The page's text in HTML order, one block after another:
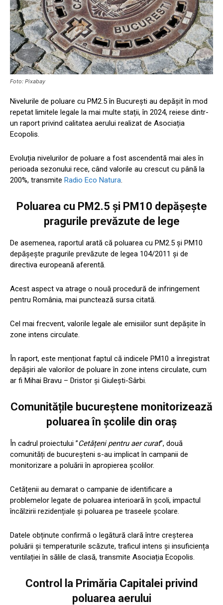
Foto: Pixabay
Nivelurile de poluare cu PM2.5 în București au depășit în mod
repetat limitele legale la mai multe stații, în 2024, reiese dintr-
un raport privind calitatea aerului realizat de Asociația
Ecopolis.
Evoluția nivelurilor de poluare a fost ascendentă mai ales în
perioada sezonului rece, când valorile au crescut cu până la
200%, transmite Radio Eco Natura.
Poluarea cu PM2.5 și PM10 depășește
pragurile prevăzute de lege
De asemenea, raportul arată că poluarea cu PM2.5 și PM10
depășește pragurile prevăzute de legea 104/2011 și de
directiva europeană aferentă.
Acest aspect va atrage o nouă procedură de infringement
pentru România, mai punctează sursa citată.
Cel mai frecvent, valorile legale ale emisiilor sunt depășite în
zone intens circulate.
În raport, este menționat faptul că indicele PM10 a înregistrat
depăşiri ale valorilor de poluare în zone intens circulate, cum
ar fi Mihai Bravu – Dristor şi Giuleşti-Sârbi.
Comunitățile bucureștene monitorizează
poluarea în școlile din oraș
În cadrul proiectului ”Cetățeni pentru aer curat”, două
comunități de bucureșteni s-au implicat în campanii de
monitorizare a poluării în apropierea școlilor.
Cetățenii au demarat o campanie de identificare a
problemelor legate de poluarea interioară în școli, impactul
încălzirii rezidențiale și poluarea pe traseele școlare.
Datele obținute confirmă o legătură clară între creșterea
poluării și temperaturile scăzute, traficul intens și insuficiența
ventilației în sălile de clasă, transmite Asociația Ecopolis.
Control la Primăria Capitalei privind
poluarea aerului